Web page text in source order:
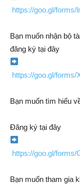
https://goo.gl/forms/
Bạn muốn nhận bộ
đăng ký tại đây
https://goo.gl/
Bạn muốn tìm hiểu
Đăng ký tại đây
https://goo.gl/
Bạn muốn tham gia